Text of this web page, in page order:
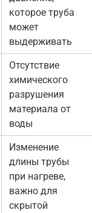
которое труба
может
выдерживать
Отсутствие
химического
разрушения
материала от
воды
Изменение
длины трубы
при нагреве,
важно для
скрытой